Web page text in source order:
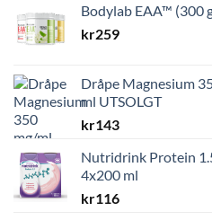
Bodylab EAA™ (300
kr259
Dråpe Magnesium
ml UTSOLGT
kr143
Nutridrink Protein
4x200 ml
kr116